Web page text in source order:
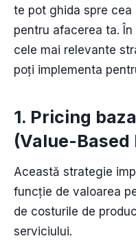
te pot ghida spre
pentru afacerea ta.
cele mai relevante
poți implementa
1. Pricing
(Value-Based
Această strategie
funcție de valoarea
de costurile de
serviciului.